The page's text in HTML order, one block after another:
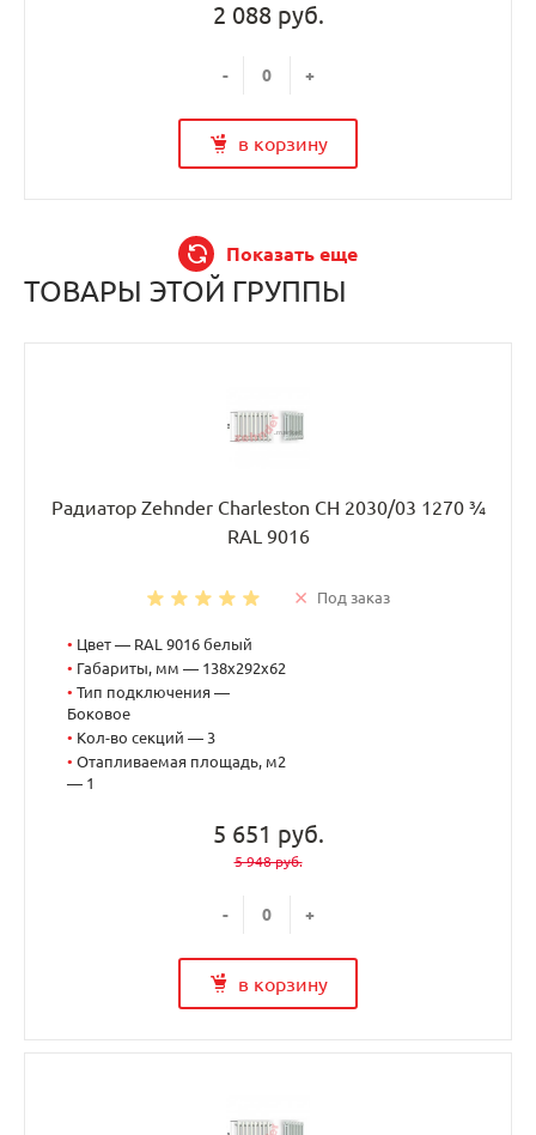
2 088 руб.
- +
в корзину
Показать еще
ТОВАРЫ ЭТОЙ ГРУППЫ
Радиатор Zehnder Charleston CH 2030/03 1270 ¾
RAL 9016
Под заказ
• Цвет — RAL 9016 белый
• Габариты, мм — 138x292x62
• Тип подключения —
Боковое
• Кол-во секций — 3
• Отапливаемая площадь, м2
— 1
5 651 руб.
5 948 руб.
- +
в корзину